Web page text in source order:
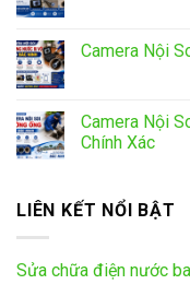
Camera Nội
Camera Nội
Chính Xác
LIÊN KẾT NỔI BẬT
Sửa chữa điện nước